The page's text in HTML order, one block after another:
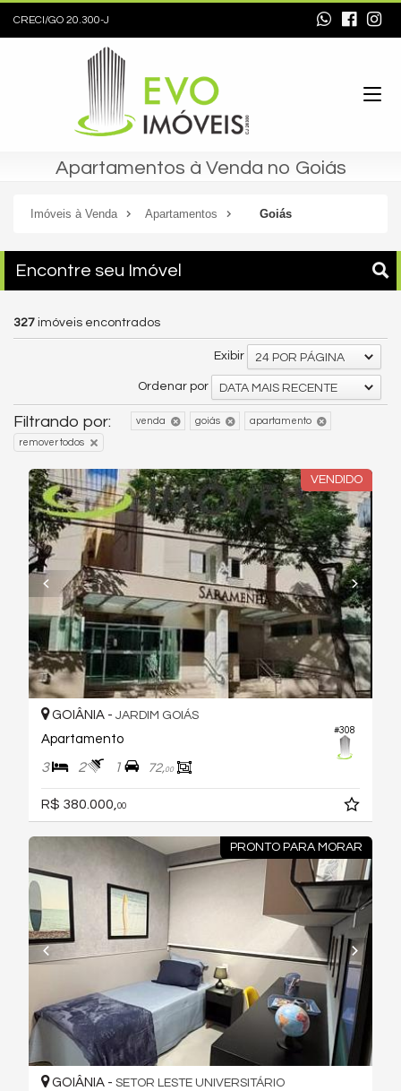
CRECI/GO 20.300-J
Apartamentos à Venda no Goiás
Imóveis à Venda Apartamentos Goiás
Encontre seu Imóvel
327 imóveis encontrados
Exibir 24 POR PÁGINA
Ordenar por DATA MAIS RECENTE
Filtrando por: venda goiás apartamento
remover todos
VENDIDO
#308
GOIÂNIA - JARDIM GOIÁS
Apartamento
3 2 1 72,00
R$ 380.000, 00
PRONTO PARA MORAR
GOIÂNIA - SETOR LESTE UNIVERSITÁRIO